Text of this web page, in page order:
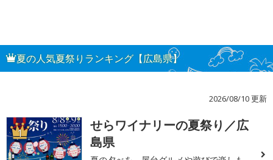
夏の人気夏祭りランキング【広島県】
2026/08/10 更新
1
せらワイナリーの夏祭り／広
島県